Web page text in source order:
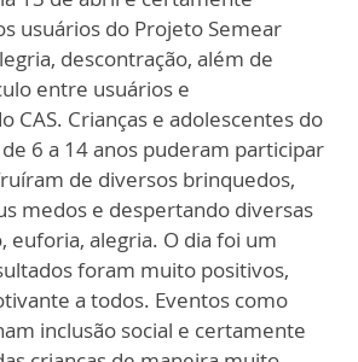
usuários do Projeto Semear
descontração, além de
entre usuários e
CAS. Crianças e adolescentes do
6 a 14 anos puderam participar
de diversos brinquedos,
medos e despertando diversas
euforia, alegria. O dia foi um
foram muito positivos,
a todos. Eventos como
inclusão social e certamente